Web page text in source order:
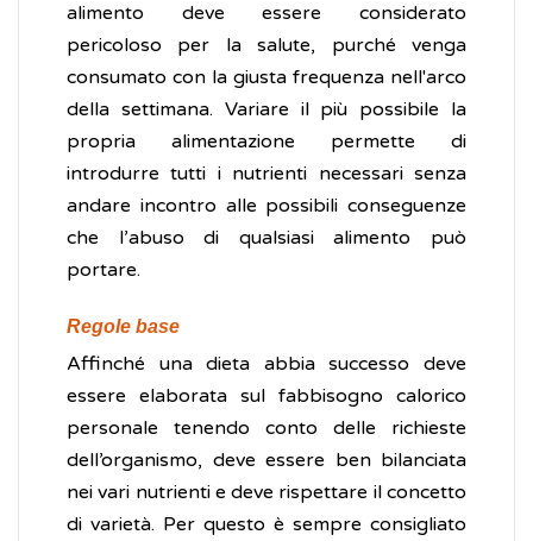
alimento deve essere considerato
pericoloso per la salute, purché venga
consumato con la giusta frequenza nell'arco
della settimana. Variare il più possibile la
propria alimentazione permette di
introdurre tutti i nutrienti necessari senza
andare incontro alle possibili conseguenze
che l’abuso di qualsiasi alimento può
portare.
Regole base
Affinché una dieta abbia successo deve
essere elaborata sul fabbisogno calorico
personale tenendo conto delle richieste
dell’organismo, deve essere ben bilanciata
nei vari nutrienti e deve rispettare il concetto
di varietà. Per questo è sempre consigliato